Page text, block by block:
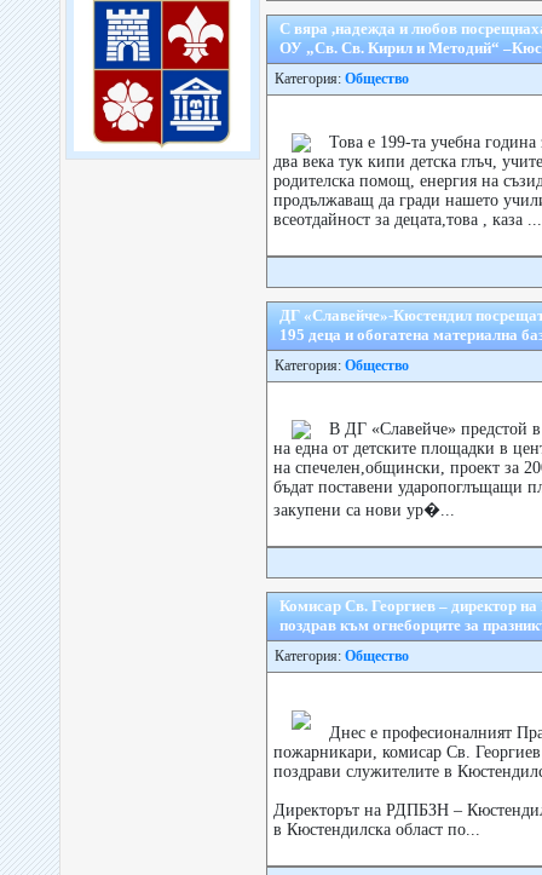
С вяра ,надежда и любов
ОУ „Св. Св. Кирил и Методий“
Категория: Общество
Това е 199-та учебна
два века тук кипи детска глъч,
родителска помощ, енергия на
продължаващ да гради нашето
всеотдайност за децата,това , каза ...
ДГ «Славейче»-Кюстендил
195 деца и обогатена материална
Категория: Общество
В ДГ «Славейче» предстой
на една от детските площадки в
на спечелен,общински, прoект за
бъдат поставени ударопоглъщащи
закупени са нови ур�...
Комисар Св. Георгиев – директор
поздрав към огнеборците за
Категория: Общество
Днес е професионалният
пожарникари, комисар Св.
поздрави служителите в
Директорът на РДПБЗН –
в Кюстендилска област по...